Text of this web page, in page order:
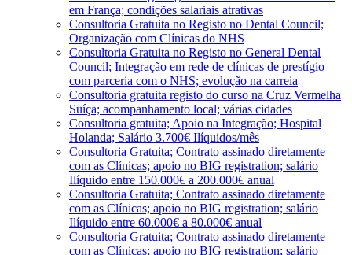
em França; condições salariais atrativas
Consultoria Gratuita no Registo no Dental Council;
Organização com Clínicas do NHS
Consultoria Gratuita no Registo no General Dental
Council; Integração em rede de clínicas de prestígio
com parceria com o NHS; evolução na carreia
Consultoria gratuita registo do curso na Cruz Vermelha
Suíça; acompanhamento local; várias cidades
Consultoria gratuita; Apoio na Integração; Hospital
Holanda; Salário 3.700€ Ilíquidos/mês
Consultoria Gratuita; Contrato assinado diretamente
com as Clínicas; apoio no BIG registration; salário
Ilíquido entre 150.000€ a 200.000€ anual
Consultoria Gratuita; Contrato assinado diretamente
com as Clínicas; apoio no BIG registration; salário
Ilíquido entre 60.000€ a 80.000€ anual
Consultoria Gratuita; Contrato assinado diretamente
com as Clínicas; apoio no BIG registration; salário